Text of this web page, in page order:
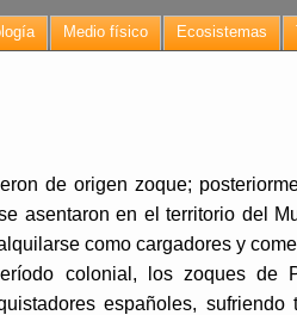
Medio físico Ecosistemas
de origen zoque;
asentaron en el territorio del
como cargadores y
colonial, los zoques de
españoles, sufriendo